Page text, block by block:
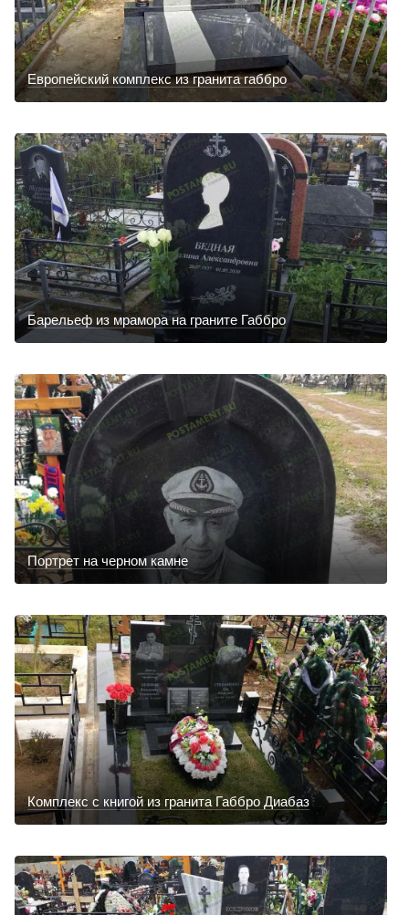
Европейский комплекс из гранита габбро
Барельеф из мрамора на граните Габбро
Портрет на черном камне
Комплекс с книгой из гранита Габбро Диабаз